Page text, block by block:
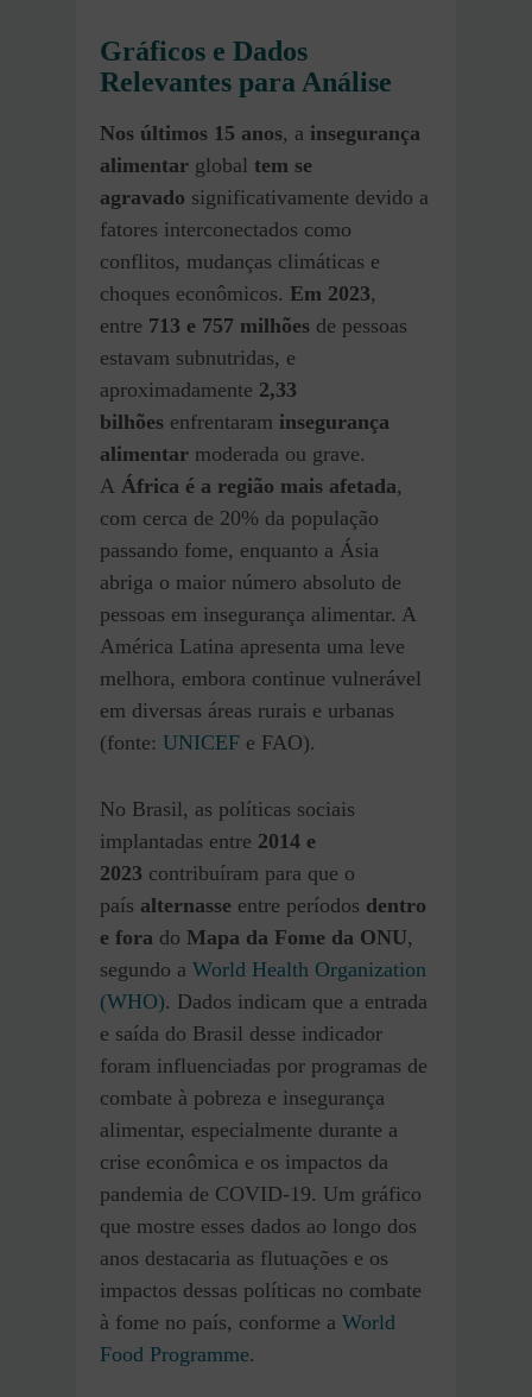
Gráficos e Dados
Relevantes para Análise
Nos últimos 15 anos, a insegurança
alimentar global tem se
agravado significativamente devido a
fatores interconectados como
conflitos, mudanças climáticas e
choques econômicos. Em 2023,
entre 713 e 757 milhões de pessoas
estavam subnutridas, e
aproximadamente 2,33
bilhões enfrentaram insegurança
alimentar moderada ou grave.
A África é a região mais afetada,
com cerca de 20% da população
passando fome, enquanto a Ásia
abriga o maior número absoluto de
pessoas em insegurança alimentar. A
América Latina apresenta uma leve
melhora, embora continue vulnerável
em diversas áreas rurais e urbanas
(fonte: UNICEF e FAO)​.
No Brasil, as políticas sociais
implantadas entre 2014 e
2023 contribuíram para que o
país alternasse entre períodos dentro
e fora do Mapa da Fome da ONU,
segundo a World Health Organization
(WHO). Dados indicam que a entrada
e saída do Brasil desse indicador
foram influenciadas por programas de
combate à pobreza e insegurança
alimentar, especialmente durante a
crise econômica e os impactos da
pandemia de COVID-19. Um gráfico
que mostre esses dados ao longo dos
anos destacaria as flutuações e os
impactos dessas políticas no combate
à fome no país​, conforme a World
Food Programme.